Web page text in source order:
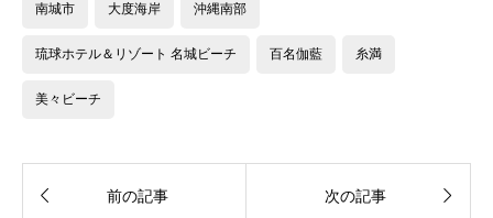
南城市 大度海岸 沖縄南部
琉球ホテル＆リゾート 名城ビーチ 百名伽藍 糸満
美々ビーチ
 前の記事 次の記事 